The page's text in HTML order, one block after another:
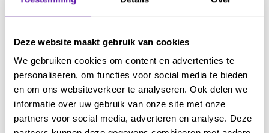
Deze website maakt gebruik van cookies
We gebruiken cookies om content en advertenties te
personaliseren, om functies voor social media te bieden
en om ons websiteverkeer te analyseren. Ook delen we
informatie over uw gebruik van onze site met onze
partners voor social media, adverteren en analyse. Deze
Empirisme
Global Scrum Gathering
Increment
Inspectie
Kanban
Batchgrootte